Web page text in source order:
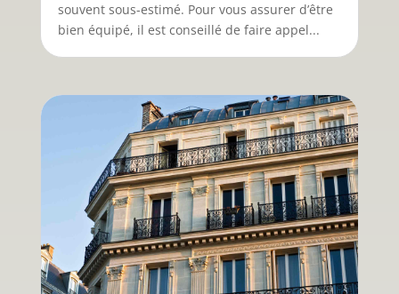
souvent sous-estimé. Pour vous assurer d’être
bien équipé, il est conseillé de faire appel...